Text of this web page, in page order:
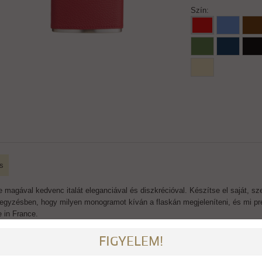
Szín:
magával kedvenc italát eleganciával és diszkrécióval. Készítse el saját,
hogy milyen monogramot kíván a flaskán megjeleníteni, és mi
in France.
FIGYELEM!